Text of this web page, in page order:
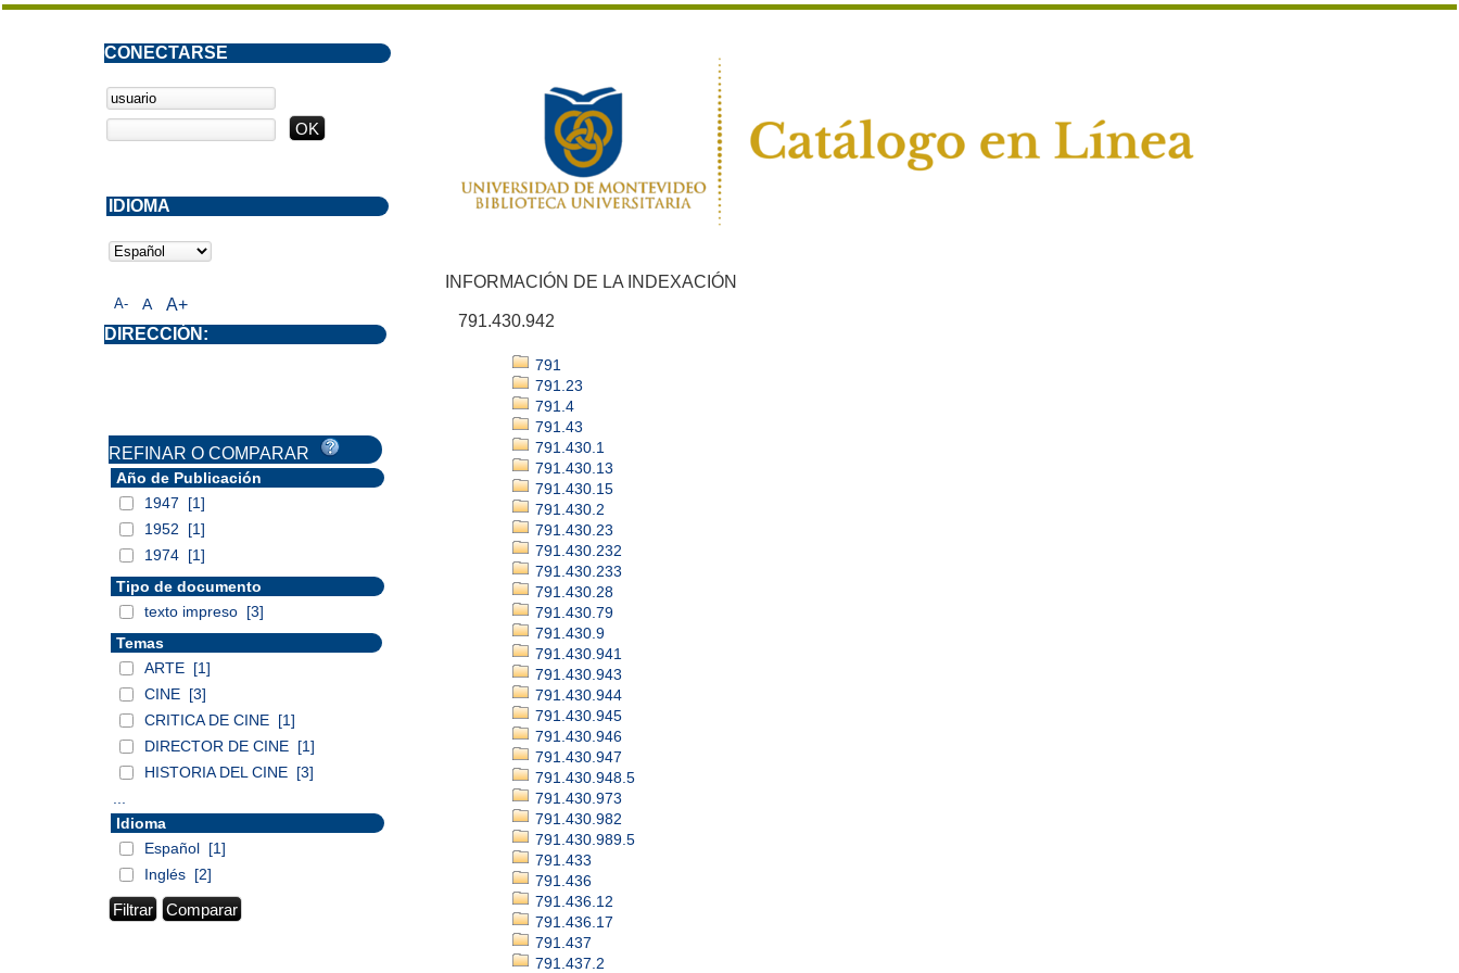
INFORMACIÓN DE LA INDEXACIÓN
791.430.942
791
791.23
791.4
791.43
791.430.1
791.430.13
791.430.15
791.430.2
791.430.23
791.430.232
791.430.233
791.430.28
791.430.79
791.430.9
791.430.941
791.430.943
791.430.944
791.430.945
791.430.946
791.430.947
791.430.948.5
791.430.973
791.430.982
791.430.989.5
791.433
791.436
791.436.12
791.436.17
791.437
791.437.2
A- A A+
CONECTARSE
DIRECCIÓN:
IDIOMA
REFINAR O COMPARAR
Año de Publicación
1947
[1]
1952
[1]
1974 [1]
Tipo de documento
texto impreso [3]
Temas
ARTE [1]
CINE [3]
CRITICA DE CINE [1]
DIRECTOR DE CINE [1]
HISTORIA DEL CINE [3]
Idioma
Español [1]
Inglés [2]